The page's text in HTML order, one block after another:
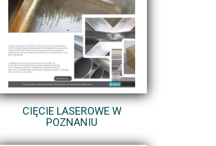
CIĘCIE LASEROWE W
POZNANIU